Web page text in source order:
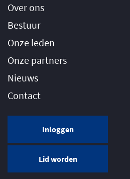
Over ons
Bestuur
Onze leden
Onze partners
Nieuws
Contact
Inloggen
Lid worden